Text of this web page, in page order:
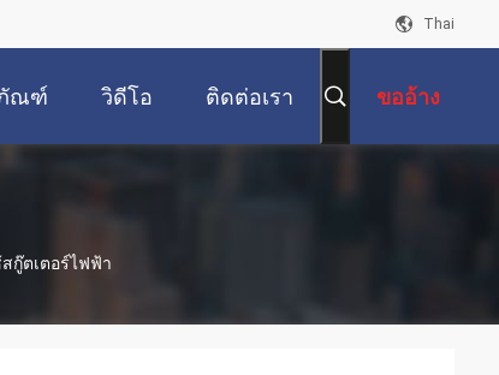
Thai
ณฑ์ วิดีโอ ติดต่อเรา ขออ้าง
กู๊ตเตอร์ไฟฟ้า